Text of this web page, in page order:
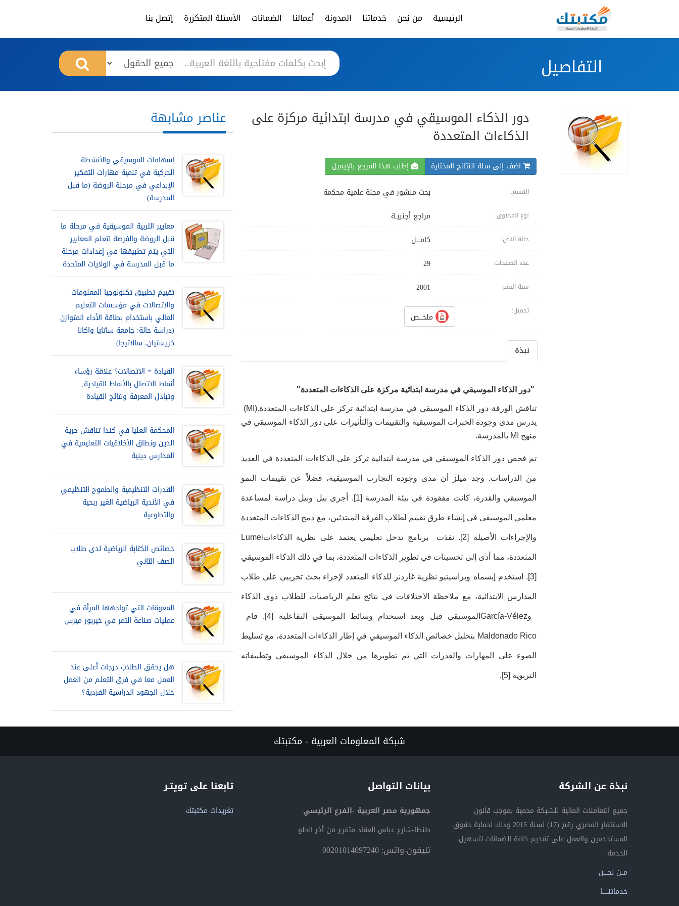
الرئيسية من نحن خدماتنا المدونة أعمالنا الضمانات الأسئلة المتكررة إتصل بنا
التفاصيل
دور الذكاء الموسيقي في مدرسة ابتدائية مركزة على
الذكاءات المتعددة
اضف إلى سلة النتائج المختارة إطلب هذا المرجع بالإيميل
القسم: بحث منشور في مجلة علمية محكمة
نوع المحتوى: مراجع أجنبيــة
حالة النص: كامــــل
عدد الصفحات: 29
سنة النشر: 2001
تحميل:
ملخـــص
نبذة
"دور الذكاء الموسيقي في مدرسة ابتدائية مركزة على الذكاءات المتعددة"
تناقش الورقة دور الذكاء الموسيقي في مدرسة ابتدائية تركز على الذكاءات المتعددة(MI).
يدرس مدى وجودة الخبرات الموسيقية والتقييمات والتأثيرات على دور الذكاء الموسيقي في
منهج MI بالمدرسة.
تم فحص دور الذكاء الموسيقي في مدرسة ابتدائية تركز على الذكاءات المتعددة في العديد
من الدراسات. وجد ميلز أن مدى وجودة التجارب الموسيقية، فضلاً عن تقييمات النمو
الموسيقي والقدرة، كانت مفقودة في بيئة المدرسة [1]. أجرى بيل وبيل دراسة لمساعدة
معلمي الموسيقى في إنشاء طرق تقييم لطلاب الفرقة المبتدئين، مع دمج الذكاءات المتعددة
والإجراءات الأصيلة [2]. نفذت Lumeiبرنامج تدخل تعليمي يعتمد على نظرية الذكاءات
المتعددة، مما أدى إلى تحسينات في تطوير الذكاءات المتعددة، بما في ذلك الذكاء الموسيقي
[3]. استخدم إيسماه وبراسيتيو نظرية غاردنر للذكاء المتعدد لإجراء بحث تجريبي على طلاب
المدارس الابتدائية، مع ملاحظة الاختلافات في نتائج تعلم الرياضيات للطلاب ذوي الذكاء
الموسيقي قبل وبعد استخدام وسائط الموسيقى التفاعلية [4]. قام García-Vélezو
Maldonado Rico بتحليل خصائص الذكاء الموسيقي في إطار الذكاءات المتعددة، مع تسليط
الضوء على المهارات والقدرات التي تم تطويرها من خلال الذكاء الموسيقي وتطبيقاته
التربوية [5].
عناصر مشابهة
إسهامات الموسيقي والأنشطة
الحركية في تنمية مهارات التفكير
الإبداعي في مرحلة الروضة (ما قبل
المدرسة)
معايير التربية الموسيقية في مرحلة ما
قبل الروضة والفرصة لتعلم المعايير
التي يتم تطبيقها في إعدادات مرحلة
ما قبل المدرسة في الولايات المتحدة
تقييم تطبيق تكنولوجيا المعلومات
والاتصالات في مؤسسات التعليم
العالي باستخدام بطاقة الأداء المتوازن
(دراسة حالة: جامعة ساتايا واكانا
كريستيان، سالاتيجا)
القيادة = الاتصالات؟ علاقة رؤساء
أنماط الاتصال بالأنماط القيادية,
وتبادل المعرفة ونتائج القيادة
المحكمة العليا في كندا تناقش حرية
الدين ونطاق الأخلاقيات التعليمية في
المدارس دينية
القدرات التنظيمية والطموح التنظيمي
في الأندية الرياضية الغير ربحية
والتطوعية
خصائص الكتابة الرياضية لدى طلاب
الصف الثاني
المعوقات التي تواجهها المرأة في
عمليات صناعة التمر في خيربور ميرس
هل يحقق الطلاب درجات أعلى عند
العمل معا في فرق التعلم من العمل
خلال الجهود الدراسية الفردية؟
شبكة المعلومات العربية - مكتبتك
نبذة عن الشركة
جميع التعاملات المالية للشبكة محمية بموجب قانون
الاستثمار المصري رقم (17) لسنة 2015 وذلك لحماية حقوق
المستخدمين والعمل على تقديم كافة الضمانات لتسهيل
الخدمة.
مــن نحــــن
خدماتنــــــا
بيانات التواصل
جمهورية مصر العربية -الفرع الرئيسي
طنطا-شارع عباس العقاد متفرع من أخر الحلو
تليفون-واتس: 00201014097240
تابعنا على تويتـر
تغريدات مكتبتك